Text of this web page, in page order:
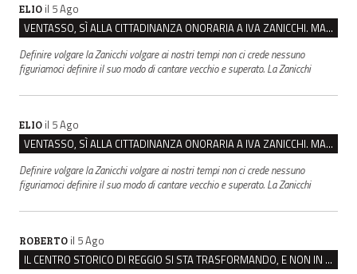
ELIO il 5 Ago
VENTASSO, SÌ ALLA CITTADINANZA ONORARIA A IVA ZANICCHI. MA BARGIACCHI: “È DI PESSIMO GUSTO”
Definire volgare la Zanicchi volgare ai nostri tempi non ci crede nessuno
figuriamoci definire il suo modo di cantare vecchio e superato. La Zanicchi
ELIO il 5 Ago
VENTASSO, SÌ ALLA CITTADINANZA ONORARIA A IVA ZANICCHI. MA BARGIACCHI: “È DI PESSIMO GUSTO”
Definire volgare la Zanicchi volgare ai nostri tempi non ci crede nessuno
figuriamoci definire il suo modo di cantare vecchio e superato. La Zanicchi
ROBERTO il 5 Ago
IL CENTRO STORICO DI REGGIO SI STA TRASFORMANDO, E NON IN MEGLIO